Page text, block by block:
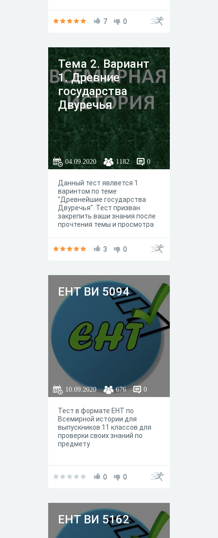
7 0
Тема 2. Вариант
1. Древние
государства
Двуречья
04.09.2020 1182 0
Данный тест явлвется 1
варинтом по теме
"Древнейшие государства
Двуречья". Тест призван
закрепить ваши знания после
прочтения темы и просмотра
3 0
ЕНТ ВИ 5094
10.09.2020 676 0
Тест в формате ЕНТ по
Всемирной истории для
выпускников 11 классов для
проверки своих знаний по
предмету
0 0
ЕНТ ВИ 5162